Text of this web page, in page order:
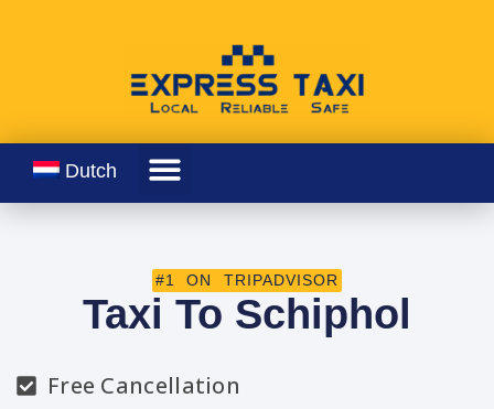
Dutch
#1 ON TRIPADVISOR
Taxi To Schiphol
Free Cancellation